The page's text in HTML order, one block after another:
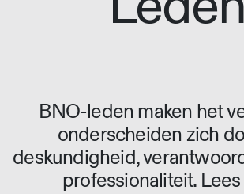
BNO-leden maken het
onderscheiden zich
deskundigheid,
professionaliteit. Lees